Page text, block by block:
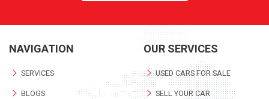
NAVIGATION
SERVICES
BLOGS
OUR SERVICES
USED CARS FOR SALE
SELL YOUR CAR